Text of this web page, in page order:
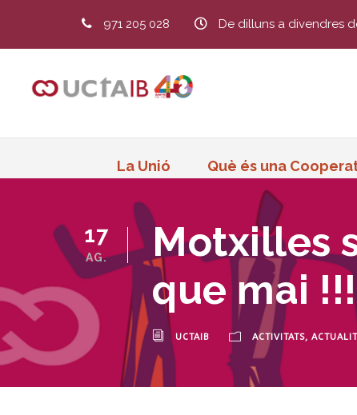
971 205 028 De dilluns a divendres
La Unió Què és una
17
AG.
Motxilles
que mai
UCTAIB ACTIVITATS,